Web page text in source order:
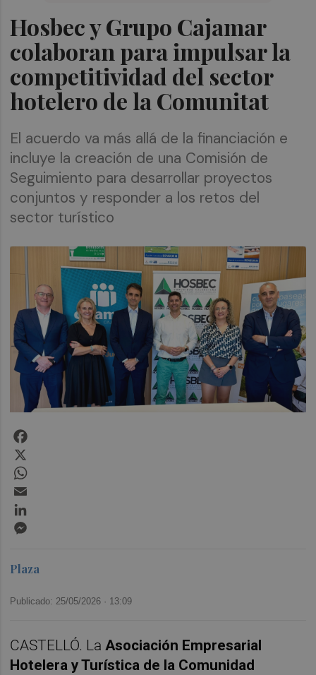
Hosbec y Grupo Cajamar
colaboran para impulsar la
competitividad del sector
hotelero de la Comunitat
El acuerdo va más allá de la financiación e
incluye la creación de una Comisión de
Seguimiento para desarrollar proyectos
conjuntos y responder a los retos del
sector turístico
Plaza
Publicado: 25/05/2026 · 13:09
CASTELLÓ. LaAsociación Empresarial
Hotelera y Turística de la Comunidad